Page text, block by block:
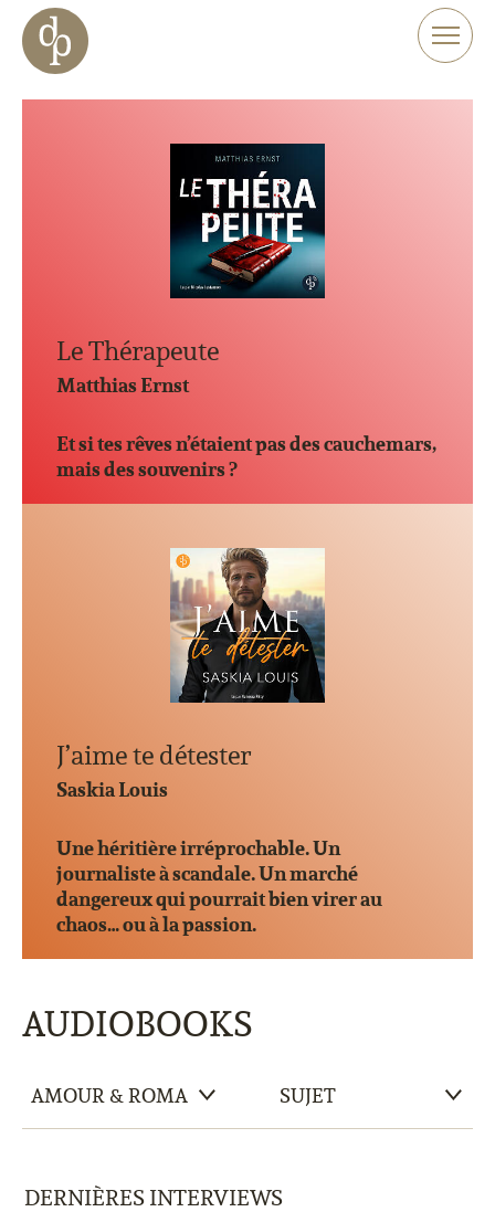
Aller au contenu principal
Aller à la navigation
Aller à la recherche sur le site web
Le Thérapeute
Matthias Ernst
Et si tes rêves n’étaient pas des cauchemars,
mais des souvenirs ?
J’aime te détester
Saskia Louis
Une héritière irréprochable. Un
journaliste à scandale. Un marché
dangereux qui pourrait bien virer au
chaos… ou à la passion.
AUDIOBOOKS
DERNIÈRES INTERVIEWS